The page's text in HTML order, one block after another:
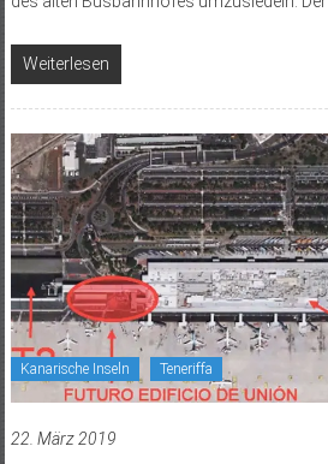
Weiterlesen
Kanarische Inseln Teneriffa
22. März 2019